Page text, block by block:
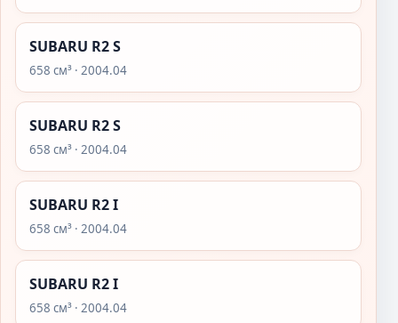
SUBARU R2 S
658 см³ · 2004.04
SUBARU R2 S
658 см³ · 2004.04
SUBARU R2 I
658 см³ · 2004.04
SUBARU R2 I
658 см³ · 2004.04